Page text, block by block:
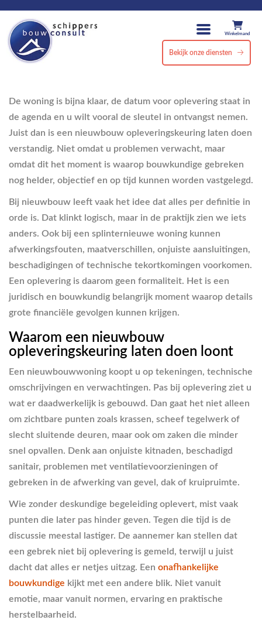
Winkelmand
Bekijk onze diensten
De woning is bijna klaar, de datum voor oplevering staat in
de agenda en u wilt vooral de sleutel in ontvangst nemen.
Juist dan is een nieuwbouw opleveringskeuring laten doen
verstandig. Niet omdat u problemen verwacht, maar
omdat dit het moment is waarop bouwkundige gebreken
nog helder, objectief en op tijd kunnen worden vastgelegd.
Bij nieuwbouw leeft vaak het idee dat alles per definitie in
orde is. Dat klinkt logisch, maar in de praktijk zien we iets
anders. Ook bij een splinternieuwe woning kunnen
afwerkingsfouten, maatverschillen, onjuiste aansluitingen,
beschadigingen of technische tekortkomingen voorkomen.
Een oplevering is daarom geen formaliteit. Het is een
juridisch en bouwkundig belangrijk moment waarop details
grote financiële gevolgen kunnen krijgen.
Waarom een nieuwbouw
opleveringskeuring laten doen loont
Een nieuwbouwwoning koopt u op tekeningen, technische
omschrijvingen en verwachtingen. Pas bij oplevering ziet u
wat er daadwerkelijk is gebouwd. Dan gaat het niet alleen
om zichtbare punten zoals krassen, scheef tegelwerk of
slecht sluitende deuren, maar ook om zaken die minder
snel opvallen. Denk aan onjuiste kitnaden, beschadigd
sanitair, problemen met ventilatievoorzieningen of
gebreken in de afwerking van gevel, dak of kruipruimte.
Wie zonder deskundige begeleiding oplevert, mist vaak
punten die later pas hinder geven. Tegen die tijd is de
discussie meestal lastiger. De aannemer kan stellen dat
een gebrek niet bij oplevering is gemeld, terwijl u juist
dacht dat alles er netjes uitzag. Een onafhankelijke
bouwkundige kijkt met een andere blik. Niet vanuit
emotie, maar vanuit normen, ervaring en praktische
herstelbaarheid.